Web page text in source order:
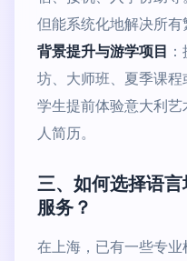
但能系统化地解决所有
背景提升与游学项目
坊、大师班、夏季课
学生提前体验意大利
人简历。
三、如何选择语
服务？
在上海，已有一些专